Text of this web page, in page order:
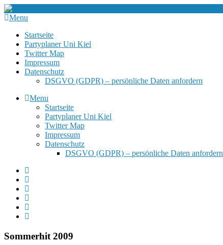
Menu
Startseite
Partyplaner Uni Kiel
Twitter Map
Impressum
Datenschutz
DSGVO (GDPR) – persönliche Daten anfordern
Menu
Startseite
Partyplaner Uni Kiel
Twitter Map
Impressum
Datenschutz
DSGVO (GDPR) – persönliche Daten anfordern
Sommerhit 2009